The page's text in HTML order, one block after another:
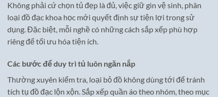
Không phải cứ chọn tủ đẹp là đủ, việc giữ gìn vệ sinh, phân
loại đồ đạc khoa học mới quyết định sự tiện lợi trong sử
dụng. Đặc biệt, mỗi nghề có những cách sắp xếp phù hợp
riêng để tối ưu hóa tiện ích.
Các bước để duy trì tủ luôn ngăn nắp
Thường xuyên kiểm tra, loại bỏ đồ không dùng tới để tránh
tích tụ đồ đạc lộn xộn. Sắp xếp quần áo theo nhóm, theo mục